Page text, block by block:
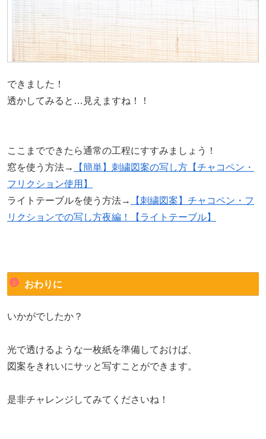
できました！
透かしてみると…見えますね！！
ここまでできたら通常の工程にすすみましょう！
窓を使う方法→
【簡単】刺繍図案の写し方【チャコペン・
フリクション使用】
ライトテーブルを使う方法→
【刺繍図案】チャコペン・フ
リクションでの写し方夜編！【ライトテーブル】
おわりに
いかがでしたか？
光で透けるような一枚紙を準備しておけば、
図案をきれいにサッと写すことができます。
是非チャレンジしてみてくださいね！